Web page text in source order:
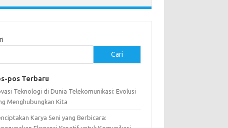
Cari
pos Terbaru
Teknologi di Dunia Telekomunikasi: Evolusi
Menghubungkan Kita
Karya Seni yang Berbicara: